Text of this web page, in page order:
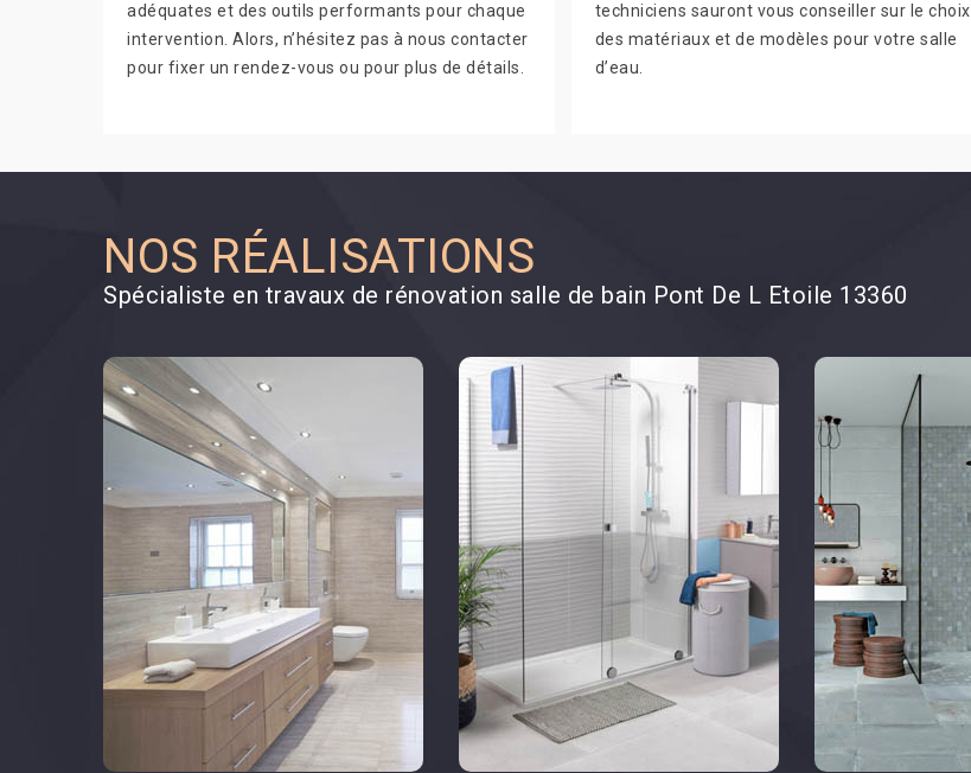
adéquates et des outils performants pour chaque
intervention. Alors, n’hésitez pas à nous contacter
pour fixer un rendez-vous ou pour plus de détails.
techniciens sauront vous conseiller sur le choix
des matériaux et de modèles pour votre salle
d’eau.
NOS RÉALISATIONS
Spécialiste en travaux de rénovation salle de bain Pont De L Etoile 13360